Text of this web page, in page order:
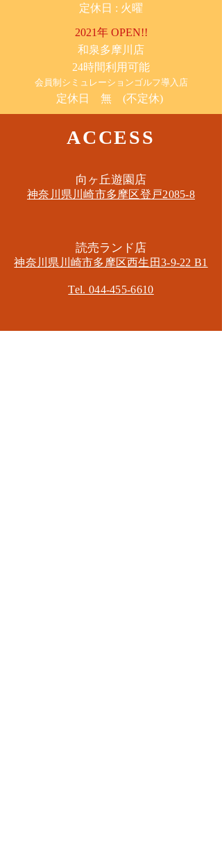
​定休日 : 火曜
2021年 OPEN!!
​和泉多摩川店
24時間利用可能
​会員制シミュレーションゴルフ導入店
定休日 無 (不定休)
ACCESS
​向ヶ丘遊園店
神奈川県川崎市多摩区​登戸2085-8
​読売ランド店
神奈川県川崎市多摩区​西生田3-9-22 B1
Tel. 044-455-6610